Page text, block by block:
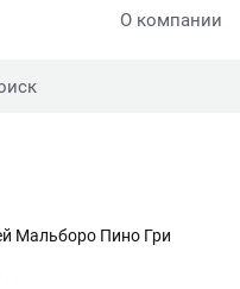
О компании
Мальборо Пино Гри